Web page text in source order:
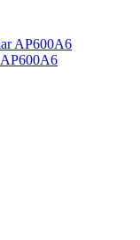
AP600A6